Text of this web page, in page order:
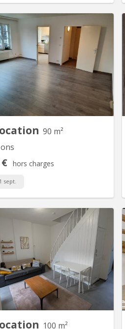
90 m²
hors charges
1 sept.
KM 1294
mètres des sites de l'UCL
et de l'HELHa, dans le domaine
Bruyères, un appartement au
1er étage en colocation de 3
L'appartement est rénové
est composé de : 3 chambres qui
meublées d'une armoire, d'un
bureau, d'une chaise, d'un lit (si
100 m²
KM 2365
Maison entièrement rénovée et
à louer en colocation – Mons
Rue du Fisch Club, 7000 Mons ✨
comprend : 🛏️ 4 chambres
meublées : • 3 chambres à
430 €/mois + 60 € de charges • 1
chambre à 380 €/mois + 60 € de
charges 🛁 2 salles de bain 🚽 2